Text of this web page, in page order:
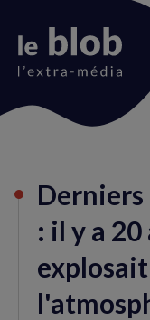
du
Derniers
: il y a